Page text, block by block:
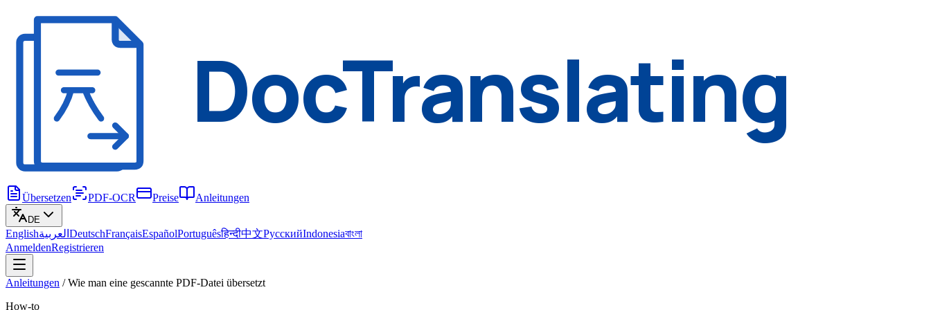
DocTranslating
Übersetzen PDF-OCR Preise Anleitungen
DE
Englishالعربية DeutschFrançaisEspañolPortuguêsहिन्दी中文РусскийIndonesiaবাংলা
AnmeldenRegistrieren
Anleitungen / Wie man eine gescannte PDF-Datei übersetzt
How-to